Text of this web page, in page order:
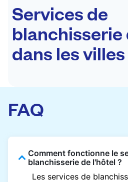
Services de
blanchisserie
dans les
FAQ
Comment fonctionne le
blanchisserie de l'hôtel ?
Les services de